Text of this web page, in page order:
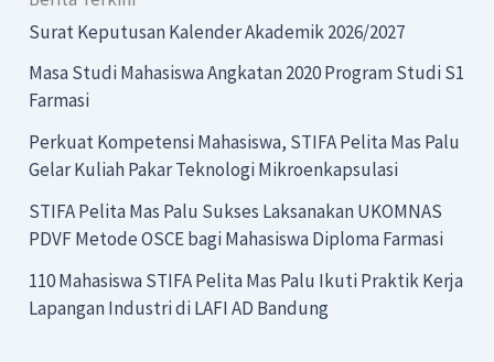
Surat Keputusan Kalender Akademik 2026/2027
Masa Studi Mahasiswa Angkatan 2020 Program Studi S1
Farmasi
Perkuat Kompetensi Mahasiswa, STIFA Pelita Mas Palu
Gelar Kuliah Pakar Teknologi Mikroenkapsulasi
STIFA Pelita Mas Palu Sukses Laksanakan UKOMNAS
PDVF Metode OSCE bagi Mahasiswa Diploma Farmasi
110 Mahasiswa STIFA Pelita Mas Palu Ikuti Praktik Kerja
Lapangan Industri di LAFI AD Bandung